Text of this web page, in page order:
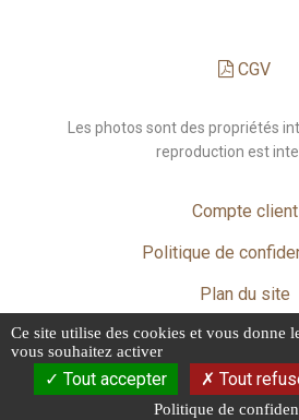
CGV
Les photos sont des propriétés
reproduction est
Compte client
Politique de
Plan du site
Mentions
Ce site utilise des cookies et vous donne
vous souhaitez activer
Tout accepter Tout
Politique de